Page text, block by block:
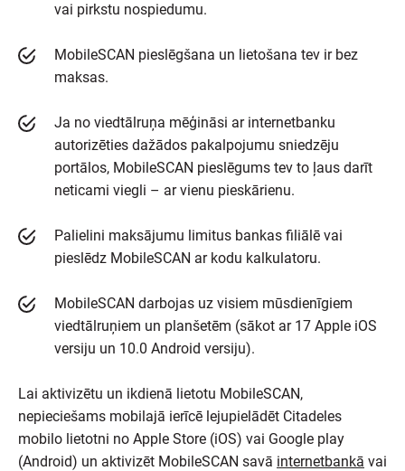
vai pirkstu nospiedumu.
MobileSCAN pieslēgšana un lietošana tev ir bez
maksas.
Ja no viedtālruņa mēģināsi ar internetbanku
autorizēties dažādos pakalpojumu sniedzēju
portālos, MobileSCAN pieslēgums tev to ļaus darīt
neticami viegli – ar vienu pieskārienu.
Palielini maksājumu limitus bankas filiālē vai
pieslēdz MobileSCAN ar kodu kalkulatoru.
MobileSCAN darbojas uz visiem mūsdienīgiem
viedtālruņiem un planšetēm (sākot ar 17 Apple iOS
versiju un 10.0 Android versiju).
Lai aktivizētu un ikdienā lietotu MobileSCAN,
nepieciešams mobilajā ierīcē lejupielādēt Citadeles
mobilo lietotni no Apple Store (iOS) vai Google play
(Android) un aktivizēt MobileSCAN savā internetbankā vai